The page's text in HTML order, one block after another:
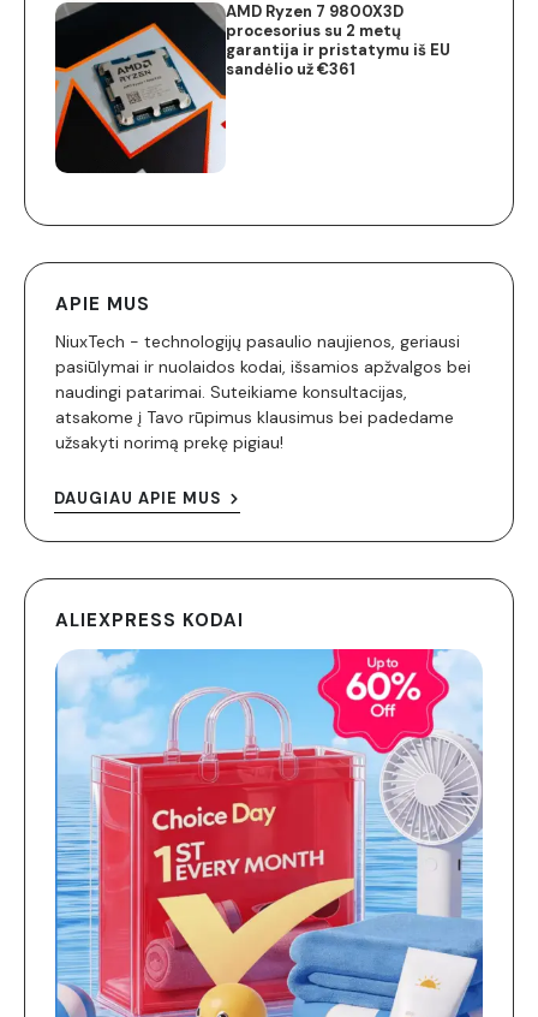
AMD Ryzen 7 9800X3D
procesorius su 2 metų
garantija ir pristatymu iš EU
sandėlio už €361
APIE MUS
NiuxTech - technologijų pasaulio naujienos, geriausi
pasiūlymai ir nuolaidos kodai, išsamios apžvalgos bei
naudingi patarimai. Suteikiame konsultacijas,
atsakome į Tavo rūpimus klausimus bei padedame
užsakyti norimą prekę pigiau!
DAUGIAU APIE MUS
ALIEXPRESS KODAI